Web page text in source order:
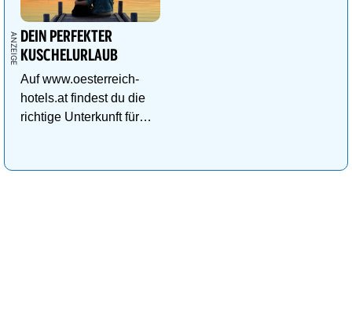
DEIN PERFEKTER
KUSCHELURLAUB
Auf www.oesterreich-
hotels.at findest du die
richtige Unterkunft für